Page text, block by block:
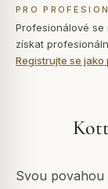
PRO
Profesionálové se
získat
Registrujte se
Svou povahou